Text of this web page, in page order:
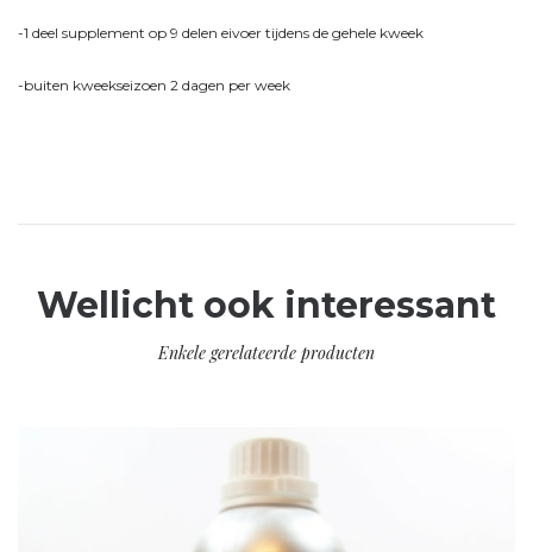
-1 deel supplement op 9 delen eivoer tijdens de gehele kweek
-buiten kweekseizoen 2 dagen per week
Wellicht ook interessant
Enkele gerelateerde producten